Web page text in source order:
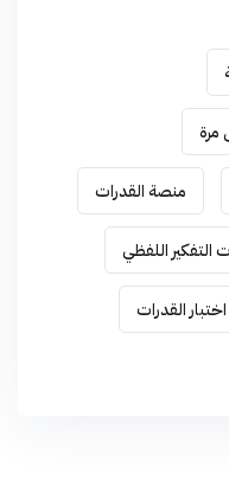
مرة
منصة القدرات
التفكير اللفظي
القدرات